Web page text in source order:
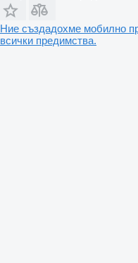
Ние създадохме мобилно
всички предимства.